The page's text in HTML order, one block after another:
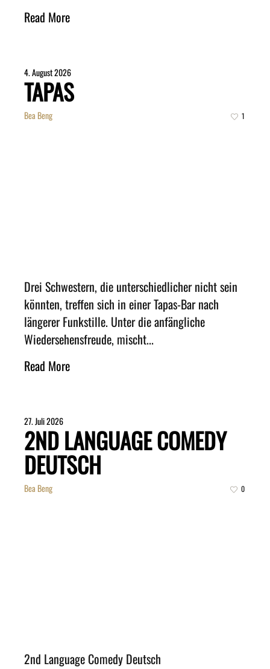
Read More
4. August 2026
TAPAS
Bea Beng 1
Drei Schwestern, die unterschiedlicher nicht sein
könnten, treffen sich in einer Tapas-Bar nach
längerer Funkstille. Unter die anfängliche
Wiedersehensfreude, mischt...
Read More
27. Juli 2026
2ND LANGUAGE COMEDY
DEUTSCH
Bea Beng 0
2nd Language Comedy Deutsch